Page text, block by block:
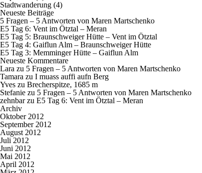
Stadtwanderung (4)
Neueste Beiträge
5 Fragen – 5 Antworten von Maren Martschenko
E5 Tag 6: Vent im Ötztal – Meran
E5 Tag 5: Braunschweiger Hütte – Vent im Ötztal
E5 Tag 4: Gaiflun Alm – Braunschweiger Hütte
E5 Tag 3: Memminger Hütte – Gaiflun Alm
Neueste Kommentare
Lara zu 5 Fragen – 5 Antworten von Maren Martschenko
Tamara zu I muass auffi aufn Berg
Yves zu Brecherspitze, 1685 m
Stefanie zu 5 Fragen – 5 Antworten von Maren Martschenko
zehnbarzu E5 Tag 6: Vent im Ötztal – Meran
Archiv
Oktober 2012
September 2012
August 2012
Juli 2012
Juni 2012
Mai 2012
April 2012